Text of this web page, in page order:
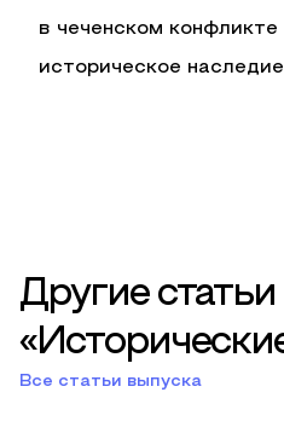
в чеченском конфликте
историческое
Другие
Все статьи выпуска